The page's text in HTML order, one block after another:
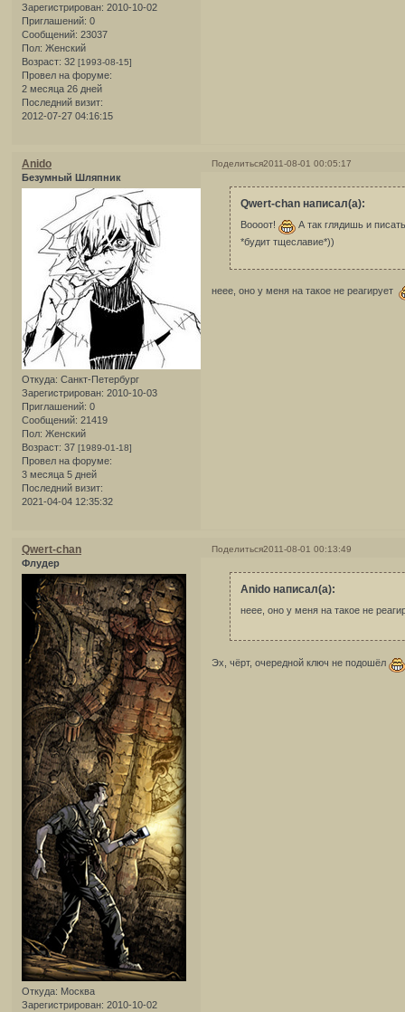
Зарегистрирован: 2010-10-02
Приглашений: 0
Сообщений: 23037
Пол: Женский
Возраст: 32 [1993-08-15]
Провел на форуме:
2 месяца 26 дней
Последний визит:
2012-07-27 04:16:15
Поделиться2011-08-01 00:05:17
Anido
Безумный Шляпник
Откуда: Санкт-Петербург
Зарегистрирован: 2010-10-03
Приглашений: 0
Сообщений: 21419
Пол: Женский
Возраст: 37 [1989-01-18]
Провел на форуме:
3 месяца 5 дней
Последний визит:
2021-04-04 12:35:32
Qwert-chan написал(а):
Воооот!
А так глядишь и
*будит тщеславие*))
неее, оно у меня на такое не реагирует
Поделиться2011-08-01 00:13:49
Qwert-chan
Флудер
Откуда: Москва
Зарегистрирован: 2010-10-02
Anido написал(а):
неее, оно у меня на такое не
Эх, чёрт, очередной ключ не подошёл